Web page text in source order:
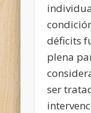
déficits
plena
ser